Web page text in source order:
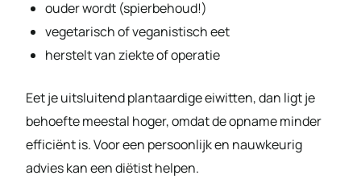
ouder wordt (spierbehoud!)
vegetarisch of veganistisch eet
herstelt van ziekte of operatie
Eet je uitsluitend plantaardige eiwitten, dan ligt je
behoefte meestal hoger, omdat de opname minder
efficiënt is. Voor een persoonlijk en nauwkeurig
advies kan een diëtist helpen.